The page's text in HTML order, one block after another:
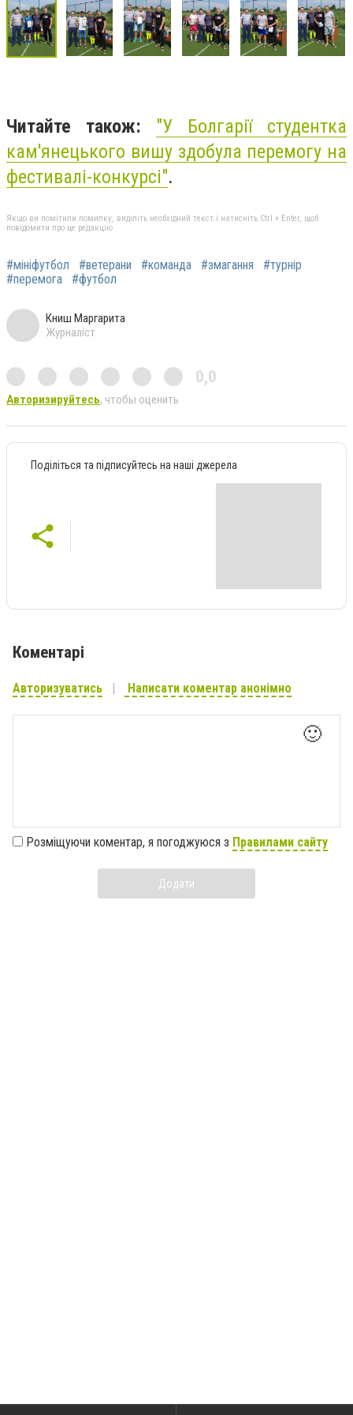
Читайте також: "У Болгарії студентка
кам'янецького вишу здобула перемогу на
фестивалі-конкурсі".
Якщо ви помітили помилку, виділіть необхідний текст і натисніть Ctrl + Enter, щоб
повідомити про це редакцію
#мініфутбол #ветерани #команда #змагання
#турнір
#перемога
#футбол
Книш Маргарита
Журналіст
0,0
Авторизируйтесь, чтобы оценить
Поділіться та підписуйтесь на наші джерела
Коментарі
Авторизуватись Написати коментар анонімно
🙂
Розміщуючи коментар, я погоджуюся з Правилами сайту
Додати